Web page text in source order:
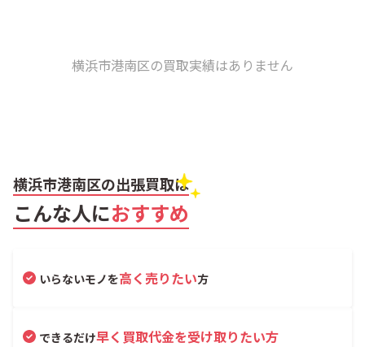
横浜市港南区の買取実績はありません
横浜市港南区の出張買取は
こんな人におすすめ
いらないモノを高く売りたい方
できるだけ早く買取代金を受け取りたい方